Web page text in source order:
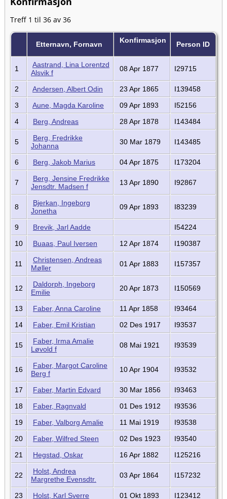
Treff 1 til 36 av 36
Etternavn, Fornavn Konfirmasjon Person ID
1
Aastrand, Lina Lorentzd
Alsvik f
08 Apr 1877 I29715
2 Andersen, Albert Odin 23 Apr 1865
I139458
3
Aune, Magda Karoline 09 Apr 1893
I52156
4
Berg, Andreas 28 Apr 1878 I143484
5
Berg, Fredrikke
Johanna
30 Mar 1879 I143485
6 Berg, Jakob Marius 04 Apr 1875 I173204
7
Berg, Jensine Fredrikke
Jensdtr. Madsen f
13 Apr 1890 I92867
8
Bjerkan, Ingeborg
Jonetha
09 Apr 1893 I83239
9 Brevik, Jarl Aadde
I54224
10
Buaas, Paul Iversen 12 Apr 1874 I190387
11
Christensen, Andreas
Møller
01 Apr 1883 I157357
12
Daldorph, Ingeborg
Emilie
20 Apr 1873 I150569
13 Faber, Anna Caroline 11 Apr 1858
I93464
14
Faber, Emil Kristian 02 Des 1917 I93537
15
Faber, Irma Amalie
Løvold f
08 Mai 1921 I93539
16
Faber, Margot Caroline
Berg f
10 Apr 1904 I93532
17 Faber, Martin Edvard 30 Mar 1856
I93463
18
Faber, Ragnvald 01 Des 1912
I93536
19
Faber, Valborg Amalie 11 Mai 1919
I93538
20
Faber, Wilfred Steen 02 Des 1923
I93540
21
Hegstad, Oskar 16 Apr 1882 I125216
22
Holst, Andrea
Margrethe Evensdtr.
03 Apr 1864 I157232
23 Holst, Karl Sverre 01 Okt 1893 I123412